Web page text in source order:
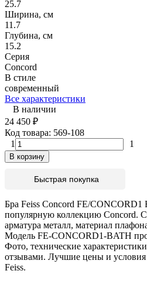
25.7
Ширина, см
11.7
Глубина, см
15.2
Серия
Concord
В стиле
современный
Все характеристики
В наличии
24 450 ₽
Код товара: 569-108
1
1
В корзину
Быстрая покупка
Бра Feiss Concord FE/CONCORD1
популярную коллекцию Concord.
арматура металл, материал
Модель FE-CONCORD1-BATH
Фото, технические
отзывами. Лучшие цены и
Feiss.